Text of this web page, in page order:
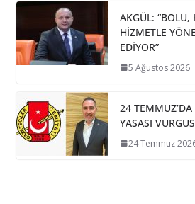
AKGÜL: “BOLU,
HİZMETLE
EDİYOR”
5 Ağustos 2026
24 TEMMUZ’DA
YASASI
24 Temmuz